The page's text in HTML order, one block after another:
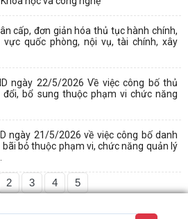
cấp, đơn giản hóa thủ tục hành chính,
vực quốc phòng, nội vụ, tài chính, xây
ngày 22/5/2026 Về việc công bố thủ
bổ sung thuộc phạm vi chức năng
ngày 21/5/2026 về việc công bố danh
bỏ thuộc phạm vi, chức năng quản lý
2 3 4 5